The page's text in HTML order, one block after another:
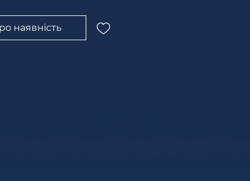
наявність